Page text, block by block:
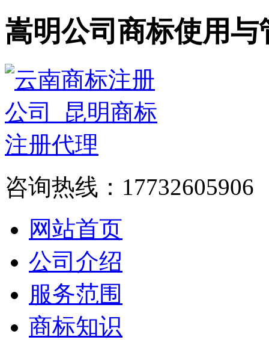
嵩明公司商标使用与
咨询热线：17732605906
网站首页
公司介绍
服务范围
商标知识